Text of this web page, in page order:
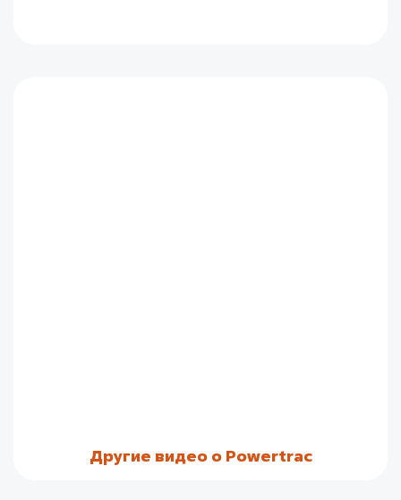
Другие видео о Powertrac